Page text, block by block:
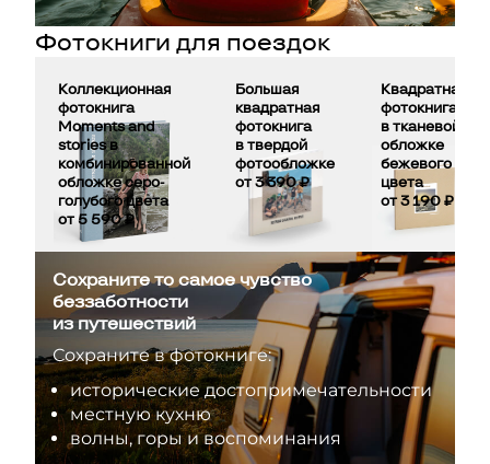
Сохраните тепло путешествий
в фотокниге
Выбрать
фотокнигу
Соберем за вас
Фотокниги для поездок
Коллекционная
фотокнига
Moments and
stories в
комбинированной
обложке серо-
голубого цвета
от 5 590 ₽
Большая
квадратная
фотокнига
в твердой
фотообложке
от 3 390 ₽
Квадратная
фотокнига
в тканевой
обложке
бежевого
цвета
от 3 190 ₽
Сохраните то самое чувство
беззаботности
из путешествий
Сохраните в фотокниге:
исторические достопримечательности
местную кухню
волны, горы и воспоминания